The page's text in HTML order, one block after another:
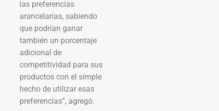
las preferencias
arancelarias, sabiendo
que podrían ganar
también un porcentaje
adicional de
competitividad para sus
productos con el simple
hecho de utilizar esas
preferencias”, agregó.